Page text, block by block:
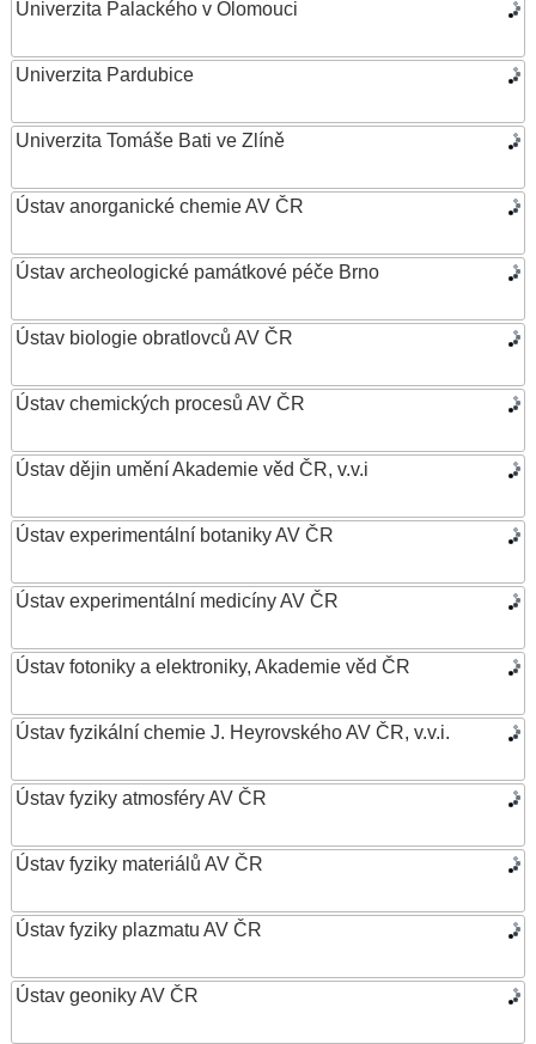
Univerzita Palackého v Olomouci
Univerzita Pardubice
Univerzita Tomáše Bati ve Zlíně
Ústav anorganické chemie AV ČR
Ústav archeologické památkové péče Brno
Ústav biologie obratlovců AV ČR
Ústav chemických procesů AV ČR
Ústav dějin umění Akademie věd ČR, v.v.i
Ústav experimentální botaniky AV ČR
Ústav experimentální medicíny AV ČR
Ústav fotoniky a elektroniky, Akademie věd ČR
Ústav fyzikální chemie J. Heyrovského AV ČR, v.v.i.
Ústav fyziky atmosféry AV ČR
Ústav fyziky materiálů AV ČR
Ústav fyziky plazmatu AV ČR
Ústav geoniky AV ČR